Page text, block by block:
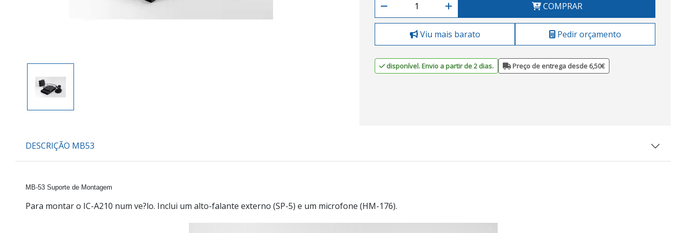
COMPRAR
Viu mais barato Pedir orçamento
disponível. Envio a partir de 2 dias. Preço de entrega desde 6,50€
DESCRIÇÃO MB53
MB-53 Suporte de Montagem
Para montar o IC-A210 num ve?lo. Inclui um alto-falante externo (SP-5) e um microfone (HM-176).